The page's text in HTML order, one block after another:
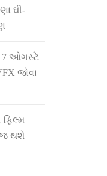
ઘી-
7 ઓગસ્ટે
જોવા
થશે